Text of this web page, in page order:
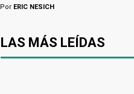
Por ERIC NESICH
LAS MÁS LEÍDAS